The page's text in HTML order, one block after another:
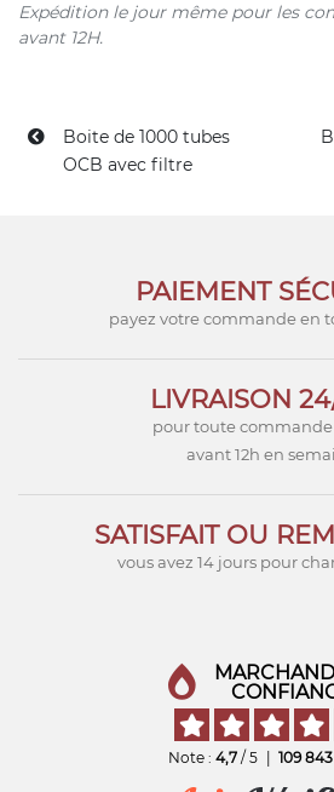
Expédition le jour même pour les
avant 12H.
Boite de 1000 tubes
OCB avec filtre
PAIEMENT
payez votre commande en
LIVRAISON
pour toute commande
avant 12h en
SATISFAIT OU
vous avez 14 jours pour
Note : 4,7 / 5 109 843